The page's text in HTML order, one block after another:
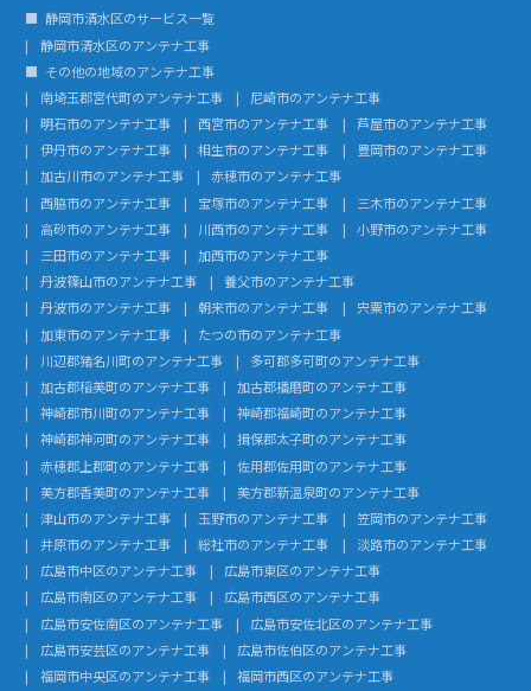
静岡市清水区のサービス一覧
静岡市清水区のアンテナ工事
その他の地域のアンテナ工事
南埼玉郡宮代町のアンテナ工事
尼崎市のアンテナ工事
明石市のアンテナ工事
西宮市のアンテナ工事
芦屋市のアンテナ工事
伊丹市のアンテナ工事
相生市のアンテナ工事
豊岡市のアンテナ工事
加古川市のアンテナ工事
赤穂市のアンテナ工事
西脇市のアンテナ工事
宝塚市のアンテナ工事
三木市のアンテナ工事
高砂市のアンテナ工事
川西市のアンテナ工事
小野市のアンテナ工事
三田市のアンテナ工事
加西市のアンテナ工事
丹波篠山市のアンテナ工事
養父市のアンテナ工事
丹波市のアンテナ工事
朝来市のアンテナ工事
宍粟市のアンテナ工事
加東市のアンテナ工事
たつの市のアンテナ工事
川辺郡猪名川町のアンテナ工事
多可郡多可町のアンテナ工事
加古郡稲美町のアンテナ工事
加古郡播磨町のアンテナ工事
神崎郡市川町のアンテナ工事
神崎郡福崎町のアンテナ工事
神崎郡神河町のアンテナ工事
揖保郡太子町のアンテナ工事
赤穂郡上郡町のアンテナ工事
佐用郡佐用町のアンテナ工事
美方郡香美町のアンテナ工事
美方郡新温泉町のアンテナ工事
津山市のアンテナ工事
玉野市のアンテナ工事
笠岡市のアンテナ工事
井原市のアンテナ工事
総社市のアンテナ工事
淡路市のアンテナ工事
広島市中区のアンテナ工事
広島市東区のアンテナ工事
広島市南区のアンテナ工事
広島市西区のアンテナ工事
広島市安佐南区のアンテナ工事
広島市安佐北区のアンテナ工事
広島市安芸区のアンテナ工事
広島市佐伯区のアンテナ工事
福岡市中央区のアンテナ工事
福岡市西区のアンテナ工事